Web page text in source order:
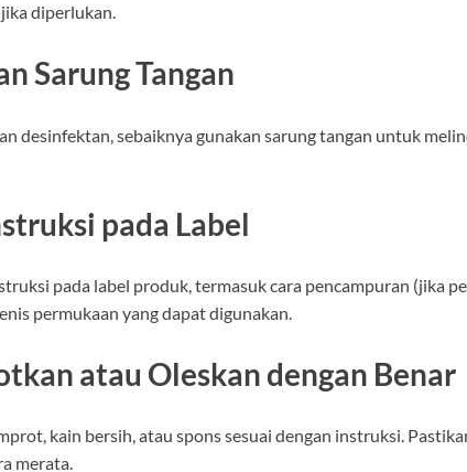
diperlukan.
Sarung Tangan
desinfektan, sebaiknya gunakan sarung tangan untuk
pada Label
pada label produk, termasuk cara pencampuran (jika
permukaan yang dapat digunakan.
atau Oleskan dengan Benar
kain bersih, atau spons sesuai dengan instruksi.
merata.